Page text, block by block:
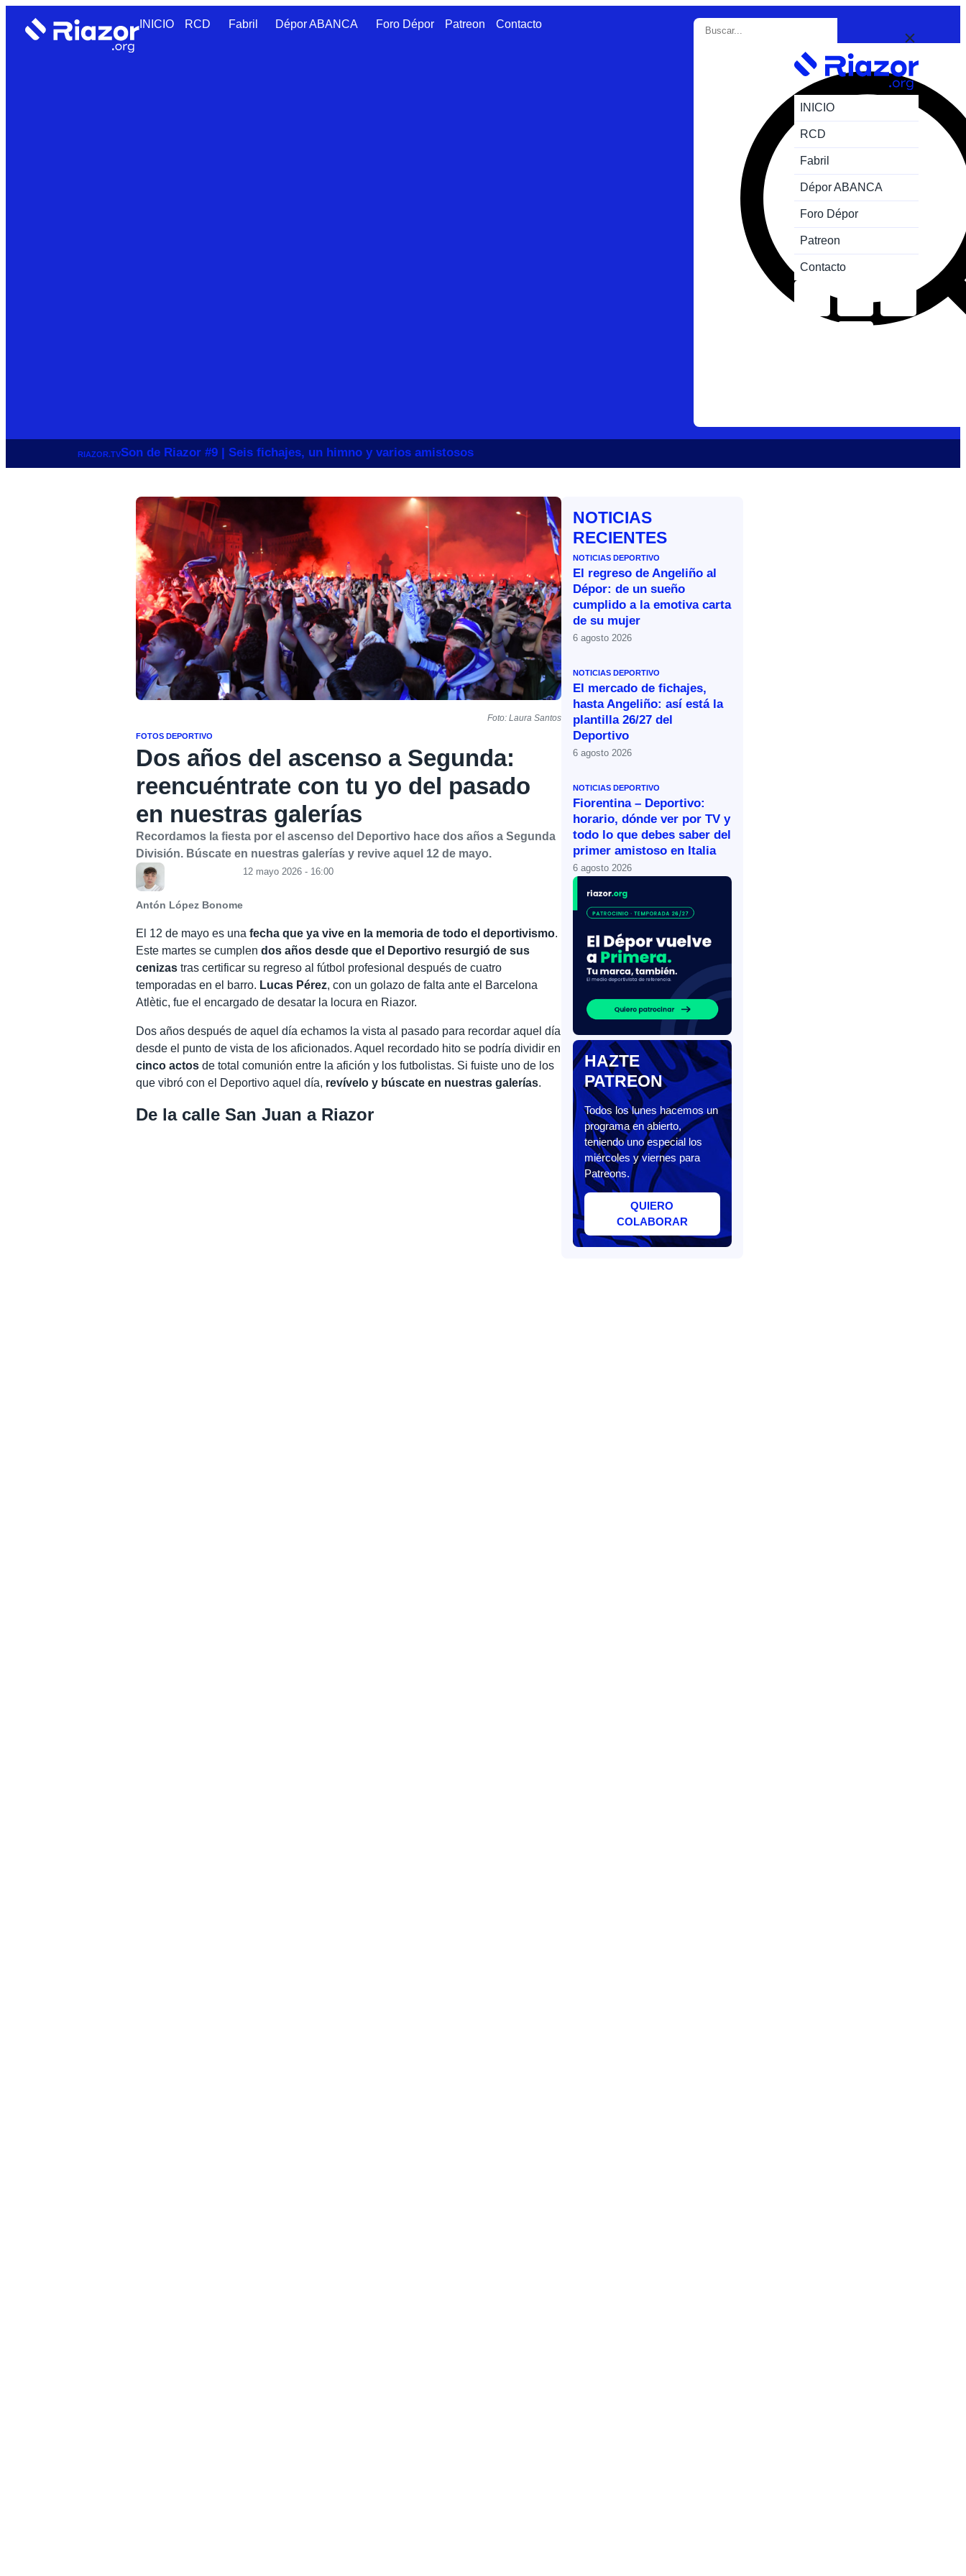
INICIO RCD Fabril Dépor ABANCA Foro Dépor Patreon Contacto
INICIO
RCD
Fabril
Dépor ABANCA
Foro Dépor
Patreon
Contacto
RIAZOR.TVSon de Riazor #9 | Seis fichajes, un himno y varios amistosos
Foto: Laura Santos
FOTOS DEPORTIVO
Dos años del ascenso a Segunda:
reencuéntrate con tu yo del pasado
en nuestras galerías
Recordamos la fiesta por el ascenso del Deportivo hace dos años a Segunda
División. Búscate en nuestras galerías y revive aquel 12 de mayo.
Antón López Bonome
12 mayo 2026 - 16:00
El 12 de mayo es unafecha que ya vive en la memoria de todo el deportivismo.
Este martes se cumplendos años desde que el Deportivo resurgió de sus
cenizas tras certificar su regreso al fútbol profesional después de cuatro
temporadas en el barro. Lucas Pérez, con un golazo de falta ante el Barcelona
Atlètic, fue el encargado de desatar la locura en Riazor.
Dos años después de aquel día echamos la vista al pasado para recordar aquel día
desde el punto de vista de los aficionados. Aquel recordado hito se podría dividir en
cinco actos de total comunión entre la afición y los futbolistas. Si fuiste uno de los
que vibró con el Deportivo aquel día, revívelo y búscate en nuestras galerías.
De la calle San Juan a Riazor
NOTICIAS
RECIENTES
NOTICIAS DEPORTIVO
El regreso de Angeliño al
Dépor: de un sueño
cumplido a la emotiva carta
de su mujer
6 agosto 2026
NOTICIAS DEPORTIVO
El mercado de fichajes,
hasta Angeliño: así está la
plantilla 26/27 del
Deportivo
6 agosto 2026
NOTICIAS DEPORTIVO
Fiorentina – Deportivo:
horario, dónde ver por TV y
todo lo que debes saber del
primer amistoso en Italia
6 agosto 2026
HAZTE
PATREON
Todos los lunes hacemos un
programa en abierto,
teniendo uno especial los
miércoles y viernes para
Patreons.
QUIERO
COLABORAR